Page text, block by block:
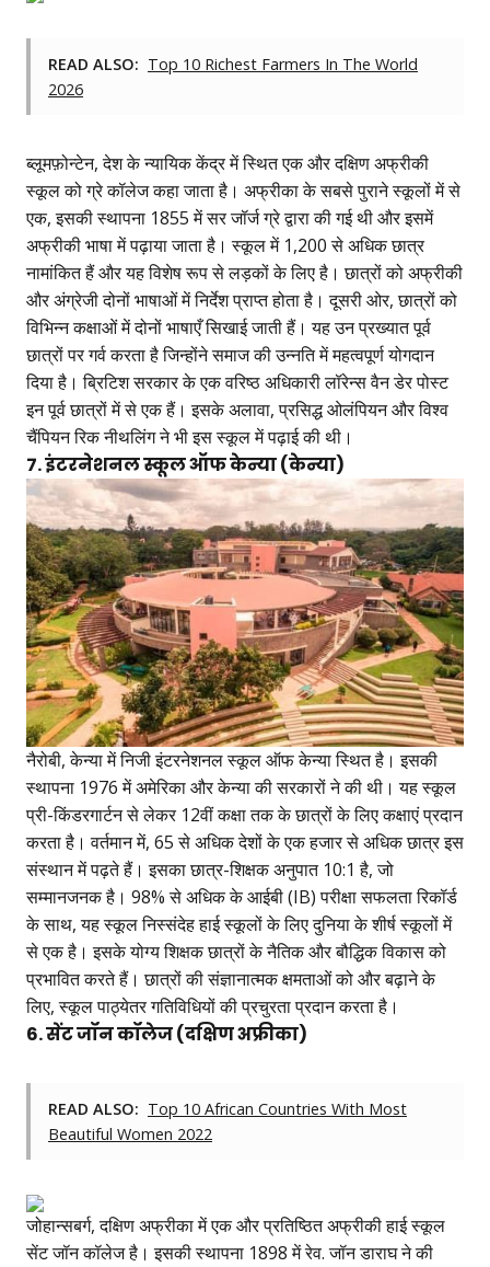
READ ALSO: Top 10 Richest Farmers In The World
2026
ब्लूमफ़ोन्टेन, देश के न्यायिक केंद्र में स्थित एक और दक्षिण अफ्रीकी
स्कूल को ग्रे कॉलेज कहा जाता है। अफ्रीका के सबसे पुराने स्कूलों में से
एक, इसकी स्थापना 1855 में सर जॉर्ज ग्रे द्वारा की गई थी और इसमें
अफ्रीकी भाषा में पढ़ाया जाता है। स्कूल में 1,200 से अधिक छात्र
नामांकित हैं और यह विशेष रूप से लड़कों के लिए है। छात्रों को अफ्रीकी
और अंग्रेजी दोनों भाषाओं में निर्देश प्राप्त होता है। दूसरी ओर, छात्रों को
विभिन्न कक्षाओं में दोनों भाषाएँ सिखाई जाती हैं। यह उन प्रख्यात पूर्व
छात्रों पर गर्व करता है जिन्होंने समाज की उन्नति में महत्वपूर्ण योगदान
दिया है। ब्रिटिश सरकार के एक वरिष्ठ अधिकारी लॉरेन्स वैन डेर पोस्ट
इन पूर्व छात्रों में से एक हैं। इसके अलावा, प्रसिद्ध ओलंपियन और विश्व
चैंपियन रिक नीथलिंग ने भी इस स्कूल में पढ़ाई की थी।
7. इंटरनेशनल स्कूल ऑफ केन्या (केन्या)
नैरोबी, केन्या में निजी इंटरनेशनल स्कूल ऑफ केन्या स्थित है। इसकी
स्थापना 1976 में अमेरिका और केन्या की सरकारों ने की थी। यह स्कूल
प्री-किंडरगार्टन से लेकर 12वीं कक्षा तक के छात्रों के लिए कक्षाएं प्रदान
करता है। वर्तमान में, 65 से अधिक देशों के एक हजार से अधिक छात्र इस
संस्थान में पढ़ते हैं। इसका छात्र-शिक्षक अनुपात 10:1 है, जो
सम्मानजनक है। 98% से अधिक के आईबी (IB) परीक्षा सफलता रिकॉर्ड
के साथ, यह स्कूल निस्संदेह हाई स्कूलों के लिए दुनिया के शीर्ष स्कूलों में
से एक है। इसके योग्य शिक्षक छात्रों के नैतिक और बौद्धिक विकास को
प्रभावित करते हैं। छात्रों की संज्ञानात्मक क्षमताओं को और बढ़ाने के
लिए, स्कूल पाठ्येतर गतिविधियों की प्रचुरता प्रदान करता है।
6. सेंट जॉन कॉलेज (दक्षिण अफ्रीका)
READ ALSO: Top 10 African Countries With Most
Beautiful Women 2022
जोहान्सबर्ग, दक्षिण अफ्रीका में एक और प्रतिष्ठित अफ्रीकी हाई स्कूल
सेंट जॉन कॉलेज है। इसकी स्थापना 1898 में रेव. जॉन डाराघ ने की